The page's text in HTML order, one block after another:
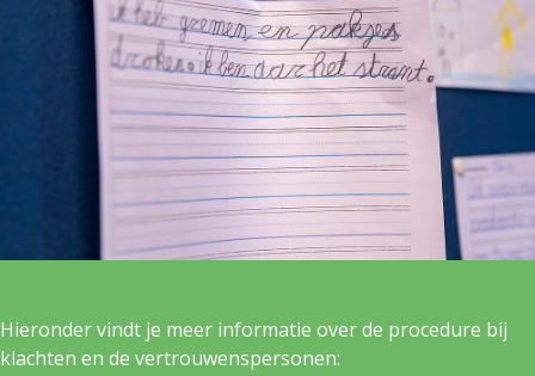
Hieronder vindt je meer informatie over de procedure bij
klachten en de vertrouwenspersonen: